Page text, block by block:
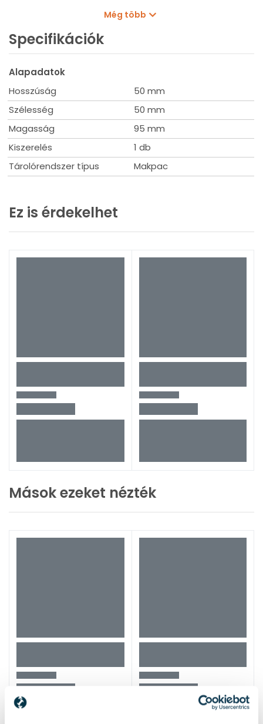
Az alapkoffer (191X80-2) az alábbi elemeket
Azért mutatjuk be, hogy könnyebb legyen a többi tartozék
berendezése.
tételeket!)
1x 100x150mm
2x 100x100mm
3x 50x100mm
6x 50x50mm
Ezen kívül 4x 54x86 mm-es és 2x 15x75 mm-es
címke is tartozik a készlethez.
Még több
Specifikációk
Alapadatok
Hosszúság
50 mm
Szélesség
50 mm
Magasság
95 mm
Kiszerelés
1 db
Tárolórendszer típus
Makpac
Ez is érdekelhet
Mások ezeket nézték